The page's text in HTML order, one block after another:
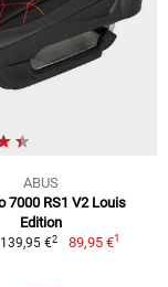
ABUS
7000 RS1 V2 Louis
Edition
€2 89,95 €1